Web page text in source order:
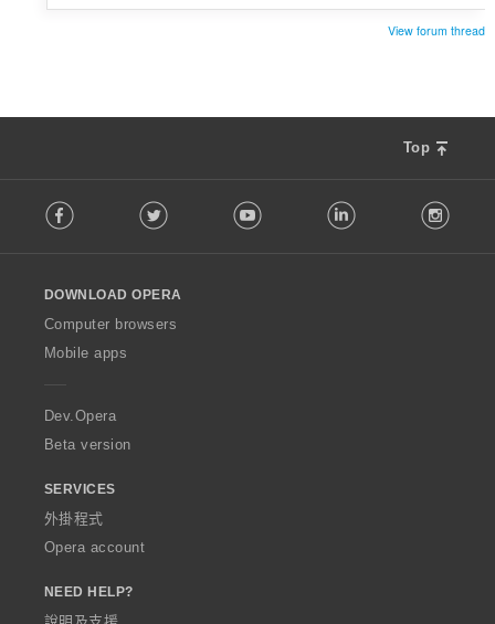
View forum thread
Top
o
w
O
p
a
Facebook Twitter Youtube LinkedIn
DOWNLOAD OPERA
Computer browsers
Mobile apps
Dev.Opera
Beta version
SERVICES
外掛程式
Opera account
NEED HELP?